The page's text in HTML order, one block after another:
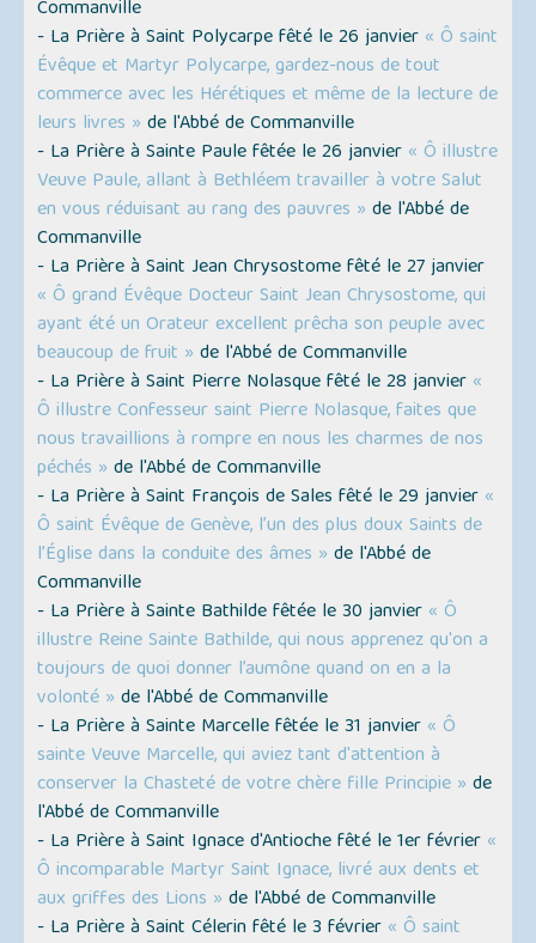
Commanville
- La Prière à Saint Polycarpe fêté le 26 janvier « Ô saint
Évêque et Martyr Polycarpe, gardez-nous de tout
commerce avec les Hérétiques et même de la lecture de
leurs livres » de l'Abbé de Commanville
- La Prière à Sainte Paule fêtée le 26 janvier « Ô illustre
Veuve Paule, allant à Bethléem travailler à votre Salut
en vous réduisant au rang des pauvres » de l'Abbé de
Commanville
- La Prière à Saint Jean Chrysostome fêté le 27 janvier
« Ô grand Évêque Docteur Saint Jean Chrysostome, qui
ayant été un Orateur excellent prêcha son peuple avec
beaucoup de fruit » de l'Abbé de Commanville
- La Prière à Saint Pierre Nolasque fêté le 28 janvier «
Ô illustre Confesseur saint Pierre Nolasque, faites que
nous travaillions à rompre en nous les charmes de nos
péchés » de l'Abbé de Commanville
- La Prière à Saint François de Sales fêté le 29 janvier «
Ô saint Évêque de Genève, l’un des plus doux Saints de
l’Église dans la conduite des âmes » de l'Abbé de
Commanville
- La Prière à Sainte Bathilde fêtée le 30 janvier « Ô
illustre Reine Sainte Bathilde, qui nous apprenez qu'on a
toujours de quoi donner l’aumône quand on en a la
volonté » de l'Abbé de Commanville
- La Prière à Sainte Marcelle fêtée le 31 janvier « Ô
sainte Veuve Marcelle, qui aviez tant d'attention à
conserver la Chasteté de votre chère fille Principie » de
l'Abbé de Commanville
- La Prière à Saint Ignace d'Antioche fêté le 1er février «
Ô incomparable Martyr Saint Ignace, livré aux dents et
aux griffes des Lions » de l'Abbé de Commanville
- La Prière à Saint Célerin fêté le 3 février « Ô saint